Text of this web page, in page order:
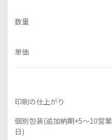
数量
単価
印刷の仕上がり
個別包装(追加納期+5～10営業
日)